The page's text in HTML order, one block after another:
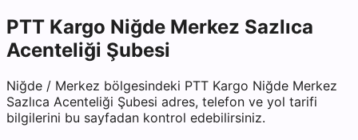
PTT Kargo Niğde Merkez Sazlıca
Acenteliği Şubesi
Niğde / Merkez bölgesindeki PTT Kargo Niğde Merkez
Sazlıca Acenteliği Şubesi adres, telefon ve yol tarifi
bilgilerini bu sayfadan kontrol edebilirsiniz.